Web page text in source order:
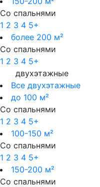
Со спальнями
1 2 3 4 5+
более 200 м²
Со спальнями
1 2 3 4 5+
двухэтажные
Все двухэтажные
до 100 м²
Со спальнями
1 2 3 4 5+
100-150 м²
Со спальнями
1 2 3 4 5+
150-200 м²
Со спальнями